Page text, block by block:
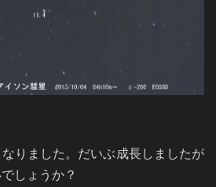
りました。だいぶ成長しましたが
しょうか？